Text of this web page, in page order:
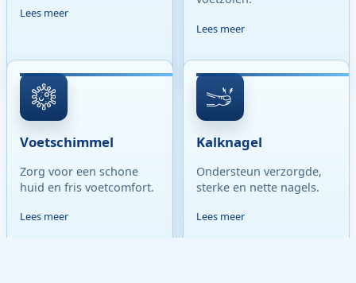
Lees meer
Lees meer
Voetschimmel
Zorg voor een schone
huid en fris voetcomfort.
Lees meer
Kalknagel
Ondersteun verzorgde,
sterke en nette nagels.
Lees meer